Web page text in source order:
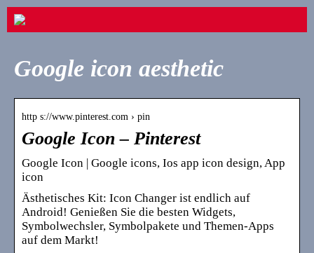
Google icon aesthetic
http s://www.pinterest.com › pin
Google Icon – Pinterest
Google Icon | Google icons, Ios app icon design, App
icon
Ästhetisches Kit: Icon Changer ist endlich auf
Android! Genießen Sie die besten Widgets,
Symbolwechsler, Symbolpakete und Themen-Apps
auf dem Markt!